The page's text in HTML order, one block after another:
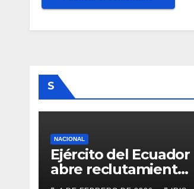
S
NACIONAL
Ejército del Ecuador
abre reclutamiento
para bachilleres a